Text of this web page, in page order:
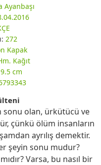
Ayanbaşı
272
Kapak
Kağıt
cm
sonu olan, ürkütücü ve
çünkü ölüm insanların
ayrılış demektir.
şeyin sonu mudur?
Varsa, bu nasıl bir